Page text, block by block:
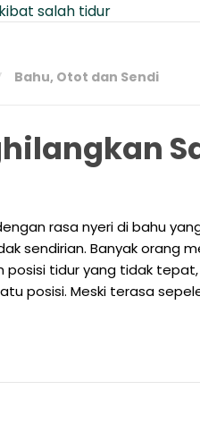
Bahu, Otot dan Sendi
rasa nyeri di bahu
sendirian. Banyak orang
posisi tidur yang tidak
posisi. Meski terasa